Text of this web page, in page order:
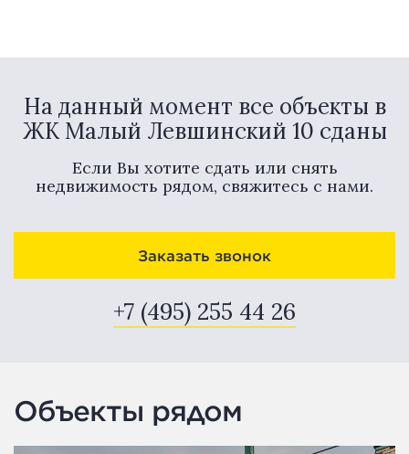
На данный момент все объекты в
ЖК Малый Левшинский 10 сданы
Если Вы хотите сдать или снять
недвижимость рядом, свяжитесь с нами.
Заказать звонок
+7 (495) 255 44 26
Объекты рядом